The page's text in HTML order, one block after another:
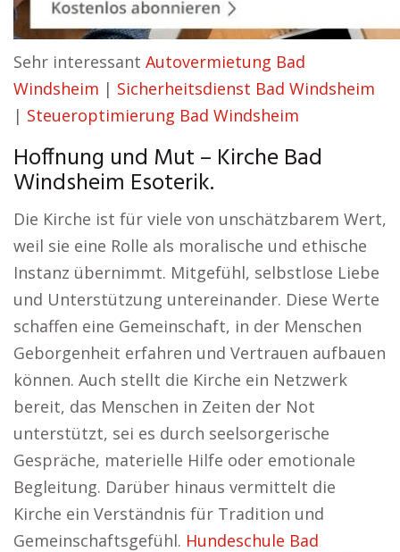
Sehr interessant Autovermietung Bad
Windsheim | Sicherheitsdienst Bad Windsheim
| Steueroptimierung Bad Windsheim
Hoffnung und Mut – Kirche Bad
Windsheim Esoterik.
Die Kirche ist für viele von unschätzbarem Wert,
weil sie eine Rolle als moralische und ethische
Instanz übernimmt. Mitgefühl, selbstlose Liebe
und Unterstützung untereinander. Diese Werte
schaffen eine Gemeinschaft, in der Menschen
Geborgenheit erfahren und Vertrauen aufbauen
können. Auch stellt die Kirche ein Netzwerk
bereit, das Menschen in Zeiten der Not
unterstützt, sei es durch seelsorgerische
Gespräche, materielle Hilfe oder emotionale
Begleitung. Darüber hinaus vermittelt die
Kirche ein Verständnis für Tradition und
Gemeinschaftsgefühl. Hundeschule Bad